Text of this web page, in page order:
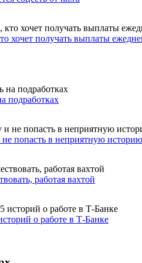
хочет получать выплаты
подработках
попасть в неприятную историю
работая вахтой
о работе в Т-Банке